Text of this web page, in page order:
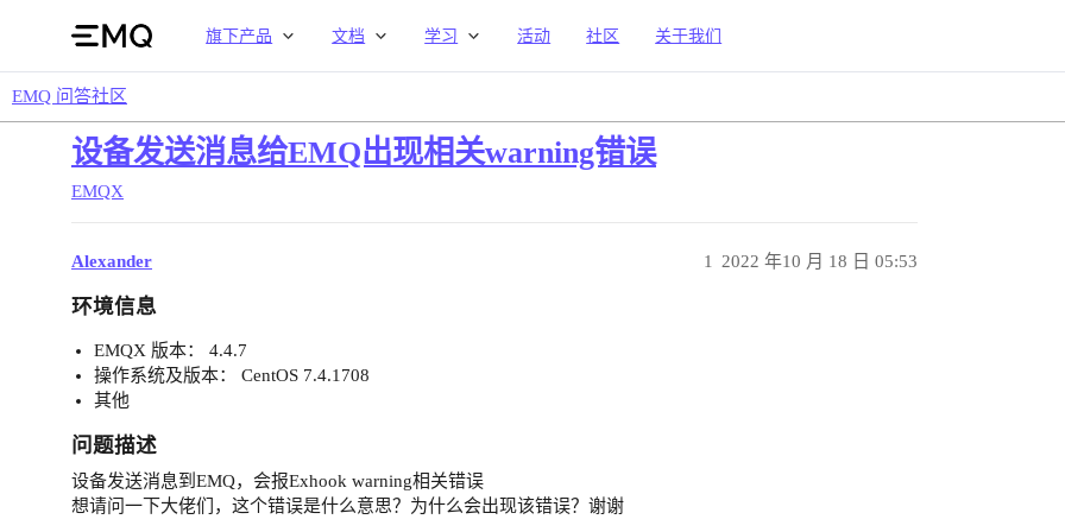
旗下产品 文档 学习 活动 社区 关于我们
EMQ 问答社区
设备发送消息给EMQ出现相关warning错误
EMQX
Alexander 2022 年10 月 18 日 05:53
1
环境信息
EMQX 版本： 4.4.7
操作系统及版本： CentOS 7.4.1708
其他
问题描述
设备发送消息到EMQ，会报Exhook warning相关错误
想请问一下大佬们，这个错误是什么意思？为什么会出现该错误？谢谢